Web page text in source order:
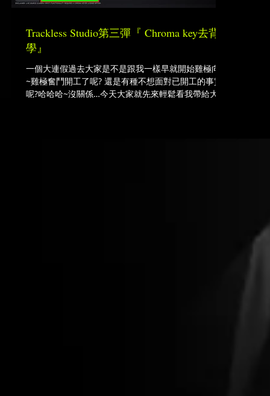
Trackless Studio第三彈『 Chroma key去背教
學』
一個大連假過去大家是不是跟我一樣早就開始雞極向上
~雞極奮鬥開工了呢? 還是有種不想面對已開工的事實
呢?哈哈哈~沒關係…今天大家就先來輕鬆看我帶給大家